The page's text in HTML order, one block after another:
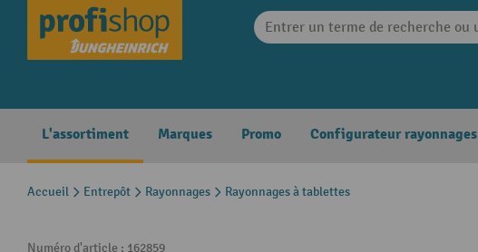
Skip to main navigation
L'assortiment Marques Promo Configurateur rayonnages
Accueil Entrepôt Rayonnages Rayonnages à tablettes
Numéro d'article : 162859